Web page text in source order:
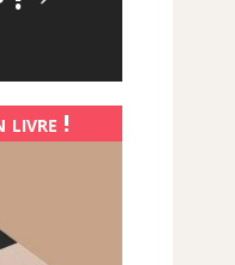
livre !